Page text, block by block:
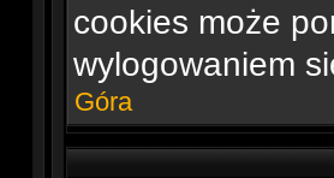
cookies może
wylogowaniem
Góra